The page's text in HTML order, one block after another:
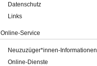
Datenschutz
Links
Online-Service
Neuzuzüger*innen-Informationen
Online-Dienste